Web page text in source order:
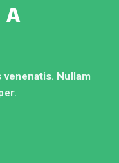
A
Nullam